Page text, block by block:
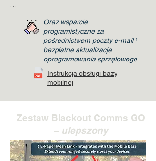
Zintegrowany z odporną na warunki
atmosferyczne obudową jako mobilna
baza/łącznik, gotowy do umieszczenia lub
noszenia w dowolnym miejscu
Oraz wsparcie
programistyczne za
pośrednictwem poczty e-mail i
bezpłatne aktualizacje
oprogramowania sprzętowego
Instrukcja obsługi bazy
mobilnej
Zestaw Blackout Comms GO
– ulepszony